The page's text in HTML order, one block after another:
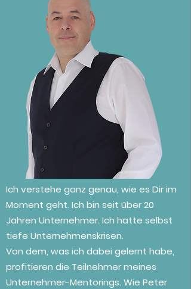
Ich verstehe ganz genau, wie es Dir im
Moment geht. Ich bin seit über 20
Jahren Unternehmer. Ich hatte selbst
tiefe Unternehmenskrisen.
Von dem, was ich dabei gelernt habe,
profitieren die Teilnehmer meines
Unternehmer-Mentorings. Wie Peter